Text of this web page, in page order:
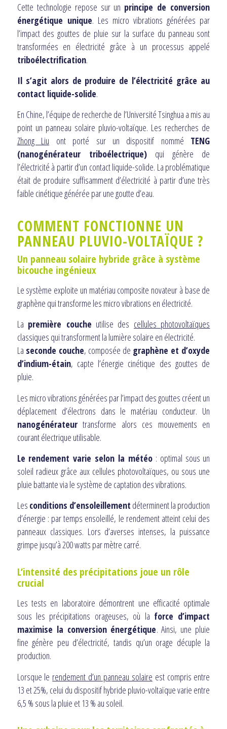
Cette technologie repose sur un principe de conversion
énergétique unique. Les micro vibrations générées par
l’impact des gouttes de pluie sur la surface du panneau sont
transformées en électricité grâce à un processus appelé
triboélectrification.
Il s’agit alors de produire de l’électricité grâce au
contact liquide-solide.
En Chine, l’équipe de recherche de l’Université Tsinghua a mis au
point un panneau solaire pluvio-voltaïque. Les recherches de
Zhong Liu ont porté sur un dispositif nommé TENG
(nanogénérateur triboélectrique)qui génère de
l’électricité à partir d’un contact liquide-solide. La problématique
était de produire suffisamment d’électricité à partir d’une très
faible cinétique générée par une goutte d’eau.
COMMENT FONCTIONNE UN
PANNEAU PLUVIO-VOLTAÏQUE ?
Un panneau solaire hybride grâce à système
bicouche ingénieux
Le système exploite un matériau composite novateur à base de
graphène qui transforme les micro vibrations en électricité.
La première couche utilise des cellules photovoltaïques
classiques qui transforment la lumière solaire en électricité.
La seconde couche, composée de graphène et d’oxyde
d’indium-étain, capte l’énergie cinétique des gouttes de
pluie.
Les micro vibrations générées par l’impact des gouttes créent un
déplacement d’électrons dans le matériau conducteur. Un
nanogénérateurtransforme alors ces mouvements en
courant électrique utilisable.
Le rendement varie selon la météo: optimal sous un
soleil radieux grâce aux cellules photovoltaïques, ou sous une
pluie battante via le système de captation des vibrations.
Les conditions d’ensoleillement déterminent la production
d’énergie : par temps ensoleillé, le rendement atteint celui des
panneaux classiques. Lors d’averses intenses, la puissance
grimpe jusqu’à 200 watts par mètre carré.
L’intensité des précipitations joue un rôle
crucial
Les tests en laboratoire démontrent une efficacité optimale
sous les précipitations orageuses, où la force d’impact
maximise la conversion énergétique. Ainsi, une pluie
fine génère peu d’électricité, tandis qu’un orage décuple la
production.
Lorsque le rendement d’un panneau solaire est compris entre
13 et 25%, celui du dispositif hybride pluvio-voltaïque varie entre
6,5 % sous la pluie et 13 % au soleil.